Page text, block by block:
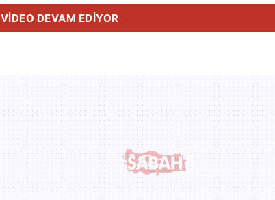
VİDEO DEVAM EDİYOR